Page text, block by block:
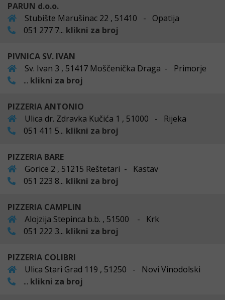
PARUN d.o.o.
Stubište Marušinac 22 , 51410 - Opatija
051 277 7... klikni za broj
PIVNICA SV. IVAN
Sv. Ivan 3 , 51417 Moščenička Draga - Primorje
... klikni za broj
PIZZERIA ANTONIO
Ulica dr. Zdravka Kučića 1 , 51000 - Rijeka
051 411 5... klikni za broj
PIZZERIA BARE
Gorice 2 , 51215 Reštetari - Kastav
051 223 8... klikni za broj
PIZZERIA CAMPLIN
Alojzija Stepinca b.b. , 51500 - Krk
051 222 3... klikni za broj
PIZZERIA COLIBRI
Ulica Stari Grad 119 , 51250 - Novi Vinodolski
... klikni za broj